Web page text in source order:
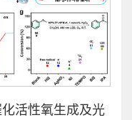
活性氧生成及光